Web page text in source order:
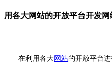
用各大网站的开放平台开发
在利用各大网站的开放平台